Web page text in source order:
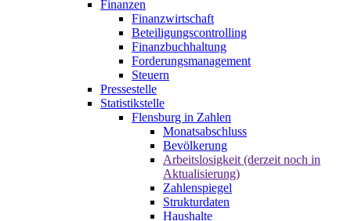
Finanzen
Finanzwirtschaft
Beteiligungscontrolling
Finanzbuchhaltung
Forderungsmanagement
Steuern
Pressestelle
Statistikstelle
Flensburg in Zahlen
Monatsabschluss
Bevölkerung
Arbeitslosigkeit (derzeit noch in
Aktualisierung)
Zahlenspiegel
Strukturdaten
Haushalte